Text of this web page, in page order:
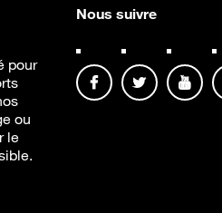
pour
ou
le
Nous suivre